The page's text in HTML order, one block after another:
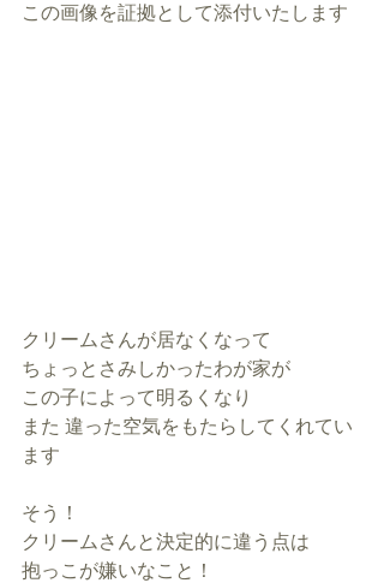
この画像を証拠として添付いたします
クリームさんが居なくなって
ちょっとさみしかったわが家が
この子によって明るくなり
また 違った空気をもたらしてくれてい
ます
そう！
クリームさんと決定的に違う点は
抱っこが嫌いなこと！